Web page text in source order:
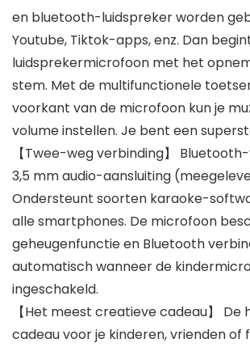
en bluetooth-luidspreker worden
Youtube, Tiktok-apps, enz. Dan
luidsprekermicrofoon met het
stem. Met de multifunctionele
voorkant van de microfoon kun je
volume instellen. Je bent een
【Twee-weg verbinding】
3,5 mm audio-aansluiting
Ondersteunt soorten karaoke-
alle smartphones. De microfoon
geheugenfunctie en Bluetooth
automatisch wanneer de
ingeschakeld.
【Het meest creatieve cadeau】 De
cadeau voor je kinderen, vrienden of